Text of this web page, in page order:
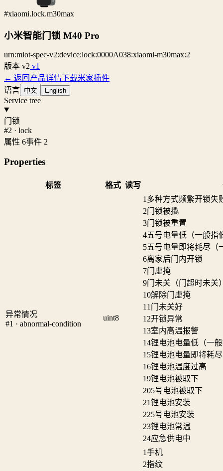
#xiaomi.lock.m30max
小米智能门锁 M40 Pro
urn:miot-spec-v2:device:lock:0000A038:xiaomi-m30max:2
版本 v2 v1
← 返回产品详情下载米家插件
语言 中文 English
Service tree
门锁
#2 · lock
属性 6事件 2
Properties
标签 格式 读写
异常情况
#1 · abnormal-condition
uint8
1 多种方式频繁开锁失
2门锁被撬
3门锁被重置
4五号电量低（一般指
5五号电量即将耗尽（
6离家后门内开锁
7门虚掩
9门未关（门超时未关
10解除门虚掩
11 门未关好
12开锁异常
13室内高温报警
14锂电池电量低（一
15锂电池电量即将耗
16锂电池温度过高
19锂电池被取下
205号电池被取下
21锂电池安装
225号电池安装
23锂电池常温
24应急供电中
1手机
2指纹